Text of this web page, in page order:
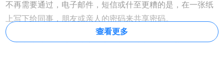
不再需要通过，电子邮件，短信或什至更糟的是，在一张纸
上写下给同事，朋友或亲人的密码来共享密码。
2、容易--分享文字片段
查看更多